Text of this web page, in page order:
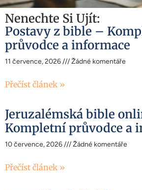
Nenechte Si Ujít:
Postavy z bible –
průvodce a informace
11 července, 2026 Žádné komentáře
Přečíst článek »
Jeruzalémská bible
Kompletní průvodce a
10 července, 2026 Žádné komentáře
Přečíst článek »